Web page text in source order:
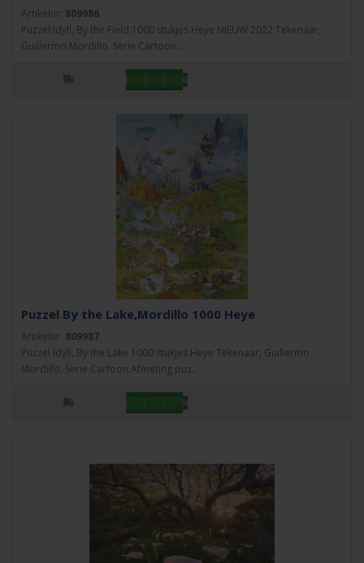
Artikelnr: 809986
Puzzel Idyll, By the Field 1000 stukjes Heye NIEUW 2022 Tekenaar,
Guillermo Mordillo. Serie Cartoon...
Puzzel By the Lake,Mordillo 1000 Heye
Artikelnr: 809987
Puzzel Idyll, By the Lake 1000 stukjes Heye Tekenaar, Guillermo
Mordillo. Serie Cartoon.Afmeting puz..